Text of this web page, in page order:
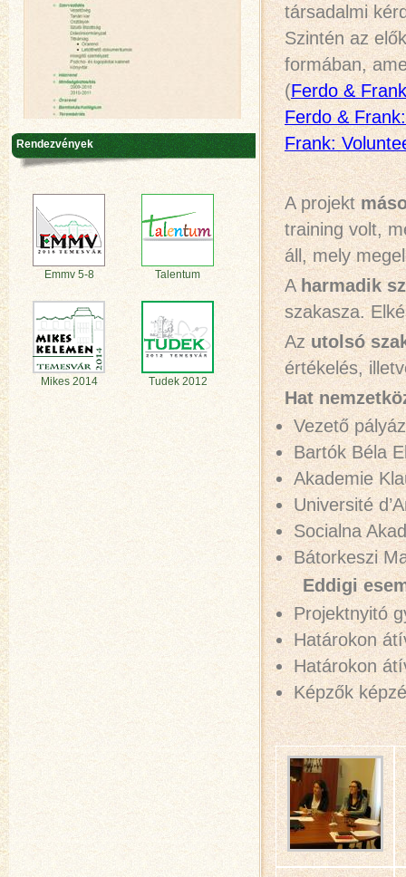
társadalmi
Szintén az
formában,
(Ferdo &
Ferdo &
Frank:
A projekt
training volt,
áll, mely
A harmadik
szakasza.
Azutolsó
értékelés,
Hat
Vezető
Bartók Béla
Akademie
Université
Socialna
Bátorkeszi
Eddigi
Projektnyitó
Határokon
Határokon
Képzők
Rendezvények
Emmv 5-8 Talentum
Mikes 2014 Tudek 2012